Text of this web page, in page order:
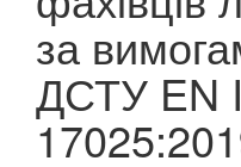
за
ДСТУ EN